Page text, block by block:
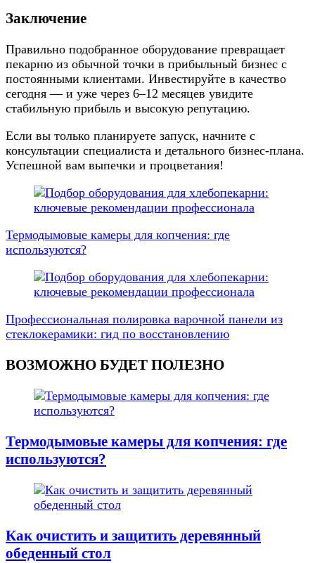
Заключение
Правильно подобранное оборудование превращает
пекарню из обычной точки в прибыльный бизнес с
постоянными клиентами. Инвестируйте в качество
сегодня — и уже через 6–12 месяцев увидите
стабильную прибыль и высокую репутацию.
Если вы только планируете запуск, начните с
консультации специалиста и детального бизнес-плана.
Успешной вам выпечки и процветания!
Навигация
записям
Термодымовые камеры для копчения: где
используются?
Профессиональная полировка варочной панели из
стеклокерамики: гид по восстановлению
ВОЗМОЖНО БУДЕТ ПОЛЕЗНО
Термодымовые камеры для копчения: где
используются?
Как очистить и защитить деревянный
обеденный стол